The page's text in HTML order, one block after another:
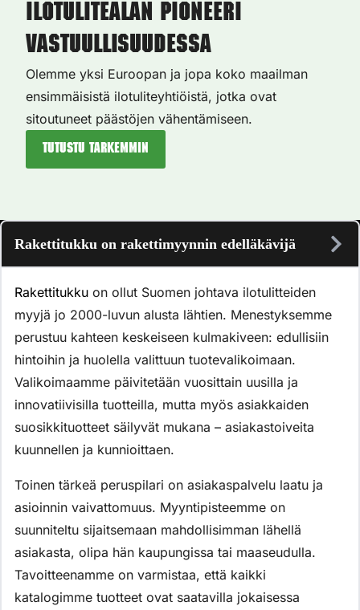
Ilotulitealan pioneeri
vastuullisuudessa
Olemme yksi Euroopan ja jopa koko maailman
ensimmäisistä ilotuliteyhtiöistä, jotka ovat
sitoutuneet päästöjen vähentämiseen.
Tutustu tarkemmin
Rakettitukku on rakettimyynnin edelläkävijä
Rakettitukku on ollut Suomen johtava ilotulitteiden
myyjä jo 2000-luvun alusta lähtien. Menestyksemme
perustuu kahteen keskeiseen kulmakiveen: edullisiin
hintoihin ja huolella valittuun tuotevalikoimaan.
Valikoimaamme päivitetään vuosittain uusilla ja
innovatiivisilla tuotteilla, mutta myös asiakkaiden
suosikkituotteet säilyvät mukana – asiakastoiveita
kuunnellen ja kunnioittaen.
Toinen tärkeä peruspilari on asiakaspalvelu laatu ja
asioinnin vaivattomuus. Myyntipisteemme on
suunniteltu sijaitsemaan mahdollisimman lähellä
asiakasta, olipa hän kaupungissa tai maaseudulla.
Tavoitteenamme on varmistaa, että kaikki
katalogimme tuotteet ovat saatavilla jokaisessa